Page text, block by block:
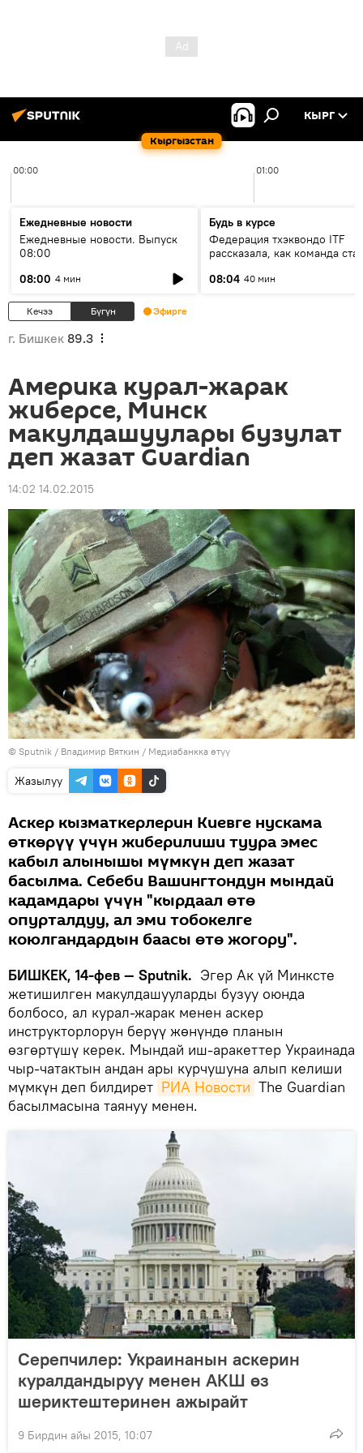
Кыргызстан
КЫРГ
00:00 01:00
Ежедневные новости
Ежедневные новости. Выпуск
08:00
08:00 4 мин
Будь в курсе
Федерация тхэквондо ITF
рассказала, как команда
08:04 40 мин
Кечээ Бүгүн Эфирге
г. Бишкек 89.3
Америка курал-жарак
жиберсе, Минск
макулдашуулары бузулат
деп жазат Guardian
14:02 14.02.2015
© Sputnik / Владимир Вяткин / Медиабанкка өтүү
Жазылуу
Аскер кызматкерлерин Киевге нускама
өткөрүү үчүн жиберилиши туура эмес
кабыл алынышы мүмкүн деп жазат
басылма. Себеби Вашингтондун мындай
кадамдары үчүн "кырдаал өтө
опурталдуу, ал эми тобокелге
коюлгандардын баасы өтө жогору".
БИШКЕК, 14-фев — Sputnik. Эгер Ак үй Минксте
жетишилген макулдашууларды бузуу оюнда
болбосо, ал курал-жарак менен аскер
инструкторлорун берүү жөнүндө планын
өзгөртүшү керек. Мындай иш-аракеттер Украинада
чыр-чатактын андан ары курчушуна алып келиши
мүмкүн деп билдирет РИА Новости The Guardian
басылмасына таянуу менен.
Серепчилер: Украинанын аскерин
куралдандыруу менен АКШ өз
шериктештеринен ажырайт
9 Бирдин айы 2015, 10:07